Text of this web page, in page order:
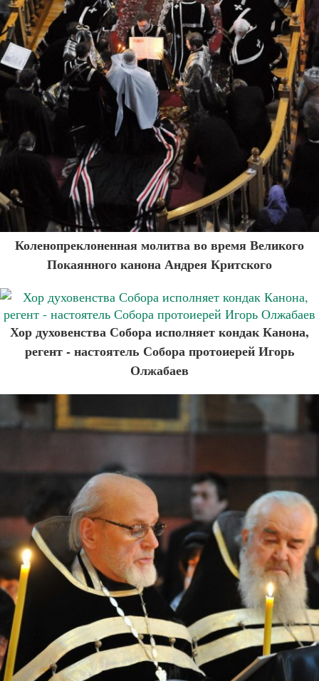
Коленопреклоненная молитва во время Великого
Покаянного канона Андрея Критского
Хор духовенства Собора исполняет кондак Канона,
регент - настоятель Собора протоиерей Игорь
Олжабаев